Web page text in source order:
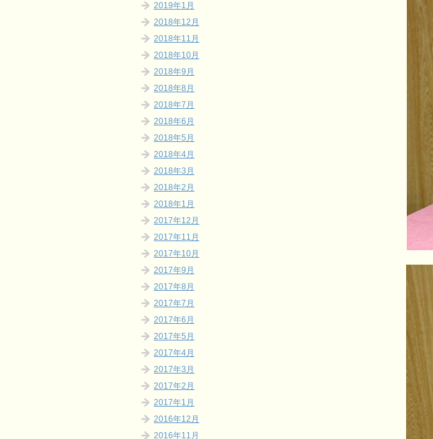
2019年1月
2018年12月
2018年11月
2018年10月
2018年9月
2018年8月
2018年7月
2018年6月
2018年5月
2018年4月
2018年3月
2018年2月
2018年1月
2017年12月
2017年11月
2017年10月
2017年9月
2017年8月
2017年7月
2017年6月
2017年5月
2017年4月
2017年3月
2017年2月
2017年1月
2016年12月
2016年11月